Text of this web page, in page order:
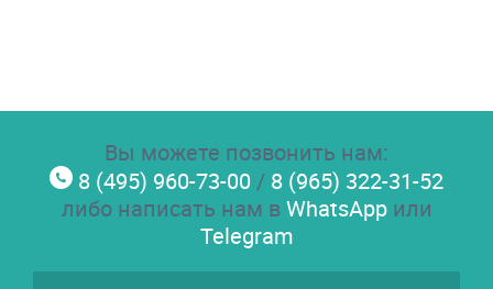
Вы можете позвонить нам:
8 (495) 960-73-00 / 8 (965) 322-31-52
либо написать нам вWhatsAppили
Telegram